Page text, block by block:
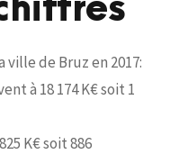
de Bruz en 2017:
à 18 174 K€ soit 1
K€ soit 886